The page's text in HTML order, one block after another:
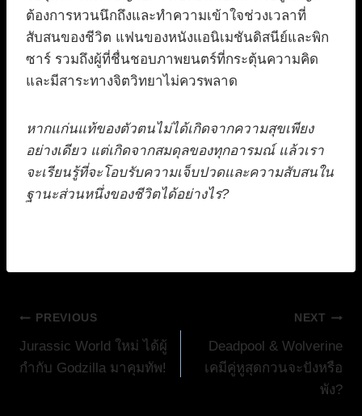
ต้องการหวนนึกถึงและทำความเข้าใจช่วงเวลาที่
สับสนของชีวิต แฟนของหนังแอนิเมชันดิสนีย์และพิก
ซาร์ รวมถึงผู้ที่ชื่นชอบภาพยนตร์ที่กระตุ้นความคิด
และมีสาระทางจิตวิทยาไม่ควรพลาด
หากแก่นแท้ของตัวตนไม่ได้เกิดจากความสุขเพียง
อย่างเดียว แต่เกิดจากสมดุลของทุกอารมณ์ แล้วเรา
จะเรียนรู้ที่จะโอบรับความเจ็บปวดและความสับสนใน
ฐานะส่วนหนึ่งของชีวิตได้อย่างไร?
แนะแนว
เรื่อง
PREVIOUS
Jurassic World ใหม่ ได้ผู้
กำกับ Godzilla มาคุมทัพ!
NEXT
Deadpool & Wolverine
เคมีคู่หูสุดกวนจะปังหรือ
พัง?